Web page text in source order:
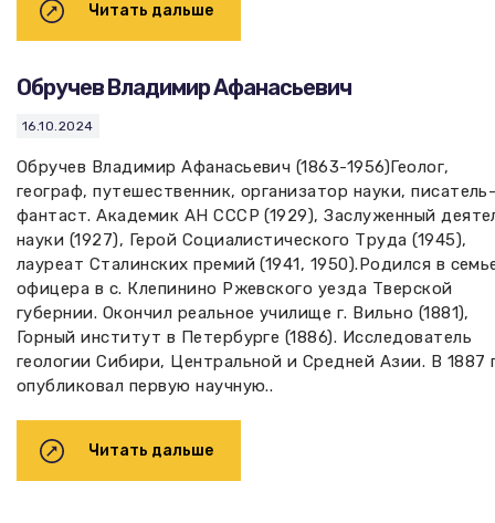
Читать дальше
Обручев Владимир Афанасьевич
16.10.2024
Обручев Владимир Афанасьевич (1863-1956)Геолог,
географ, путешественник, организатор науки,
фантаст. Академик АН СССР (1929), Заслуженный
науки (1927), Герой Социалистического Труда (1945),
лауреат Сталинских премий (1941, 1950).Родился в
офицера в с. Клепинино Ржевского уезда Тверской
губернии. Окончил реальное училище г. Вильно (1881),
Горный институт в Петербурге (1886). Исследователь
геологии Сибири, Центральной и Средней Азии. В 1887
опубликовал первую научную..
Читать дальше